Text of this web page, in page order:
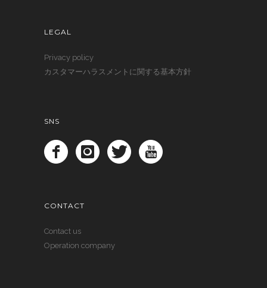
LEGAL
Privacy policy
カスタマーハラスメントに関する基本方針
SNS
CONTACT
Contact us
Operation company